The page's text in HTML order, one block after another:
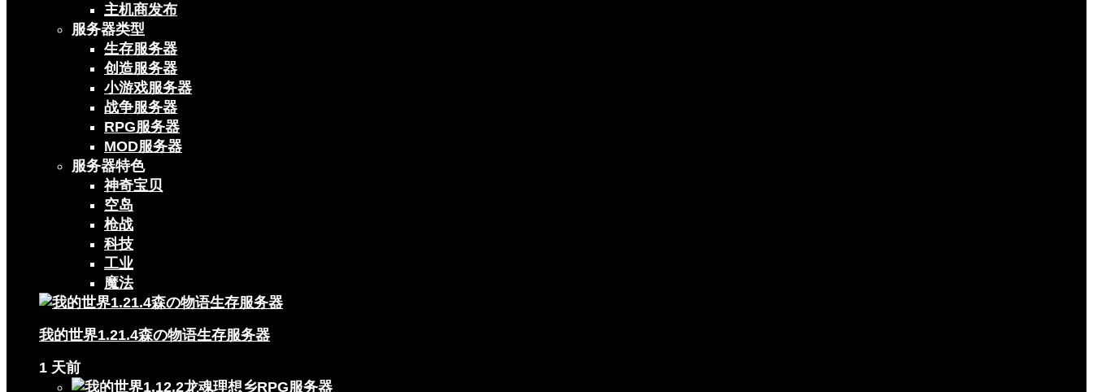
主机商发布
服务器类型
生存服务器
创造服务器
小游戏服务器
战争服务器
RPG服务器
MOD服务器
服务器特色
神奇宝贝
空岛
枪战
科技
工业
魔法
我的世界1.21.4森の物语生存服务器
1 天前